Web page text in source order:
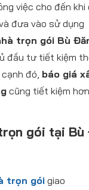
việc cho đến khi
đưa vào sử dụng
trọn gói Bù
đầu tư tiết kiệm
đó, báo giá
cũng tiết kiệm
gói tại Bù
trọn gói giao